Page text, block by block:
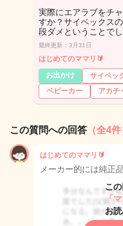
実際にエアラブをチ
すか？サイベックス
段ダメということで
最終更新：3月31日
はじめてのママリ🔰
お出かけ
サイベッ
ベビーカー
アカチ
この質問への回答 （全4件
はじめてのママリ🔰
メーカー的には純正
こ
「
お